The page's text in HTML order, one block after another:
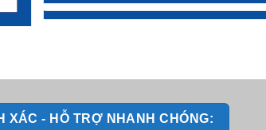
XÁC - HỖ TRỢ NHANH CHÓNG: